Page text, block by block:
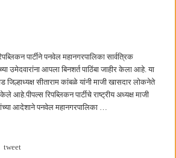
पार्टीने पनवेल महानगरपालिका सार्वत्रिक
उमेदवारांना आपला बिनशर्त पाठिंबा जाहीर केला आहे. या
जिल्हाध्यक्ष सीताराम कांबळे यांनी माजी खासदार लोकनेते
आहे.पीपल्स रिपब्लिकन पार्टीचे राष्ट्रीय अध्यक्ष माजी
आदेशाने पनवेल महानगरपालिका …
tweet